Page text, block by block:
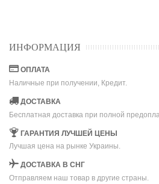
ИНФОРМАЦИЯ
ОПЛАТА
Наличные при получении, Кредит.
ДОСТАВКА
Бесплатная доставка при полной
ГАРАНТИЯ ЛУЧШЕЙ ЦЕНЫ
Лучшая цена на рынке Украины.
ДОСТАВКА В СНГ
Отправляем наш товар в другие страны.